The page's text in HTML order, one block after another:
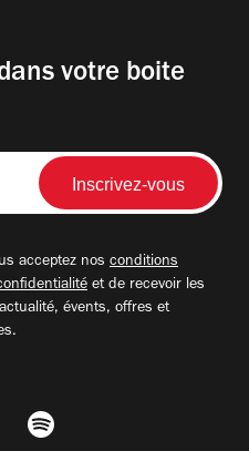
votre boite
acceptez nos conditions
et de recevoir les
évents, offres et